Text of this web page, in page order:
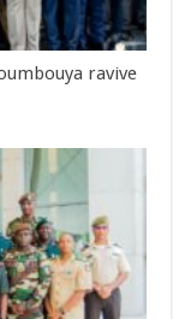
ravive